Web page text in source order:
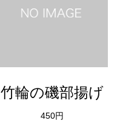
竹輪の磯部揚げ
450円